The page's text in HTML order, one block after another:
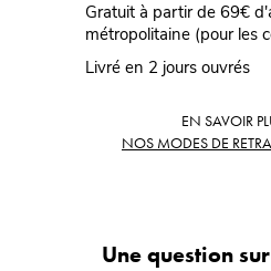
Gratuit à partir de 69€
métropolitaine (pour les
Livré en 2 jours ouvrés
EN SAVOIR
NOS MODES DE
Une question